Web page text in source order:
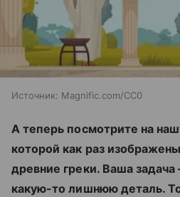
Источник: Magnific.com/CC0
А теперь посмотрите на
которой как раз
древние греки. Ваша
какую-то лишнюю деталь.